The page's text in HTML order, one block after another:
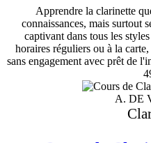
Apprendre la clarinette
connaissances, mais surtout
captivant dans tous les
horaires réguliers ou à la
sans engagement avec prêt de
A. DE